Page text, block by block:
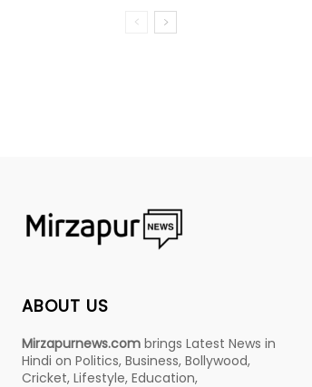
ABOUT US
Mirzapurnews.com brings Latest News in
Hindi on Politics, Business, Bollywood,
Cricket, Lifestyle, Education,